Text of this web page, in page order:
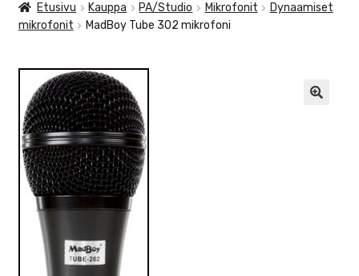
TARVIKKEET
SEKALAISET
VALO
KÄYTETYT
YRITYS
TARJOUKSET
Etusivu Kauppa PA/Studio Mikrofonit
Dynaamiset
mikrofonit
MadBoy Tube 302 mikrofoni